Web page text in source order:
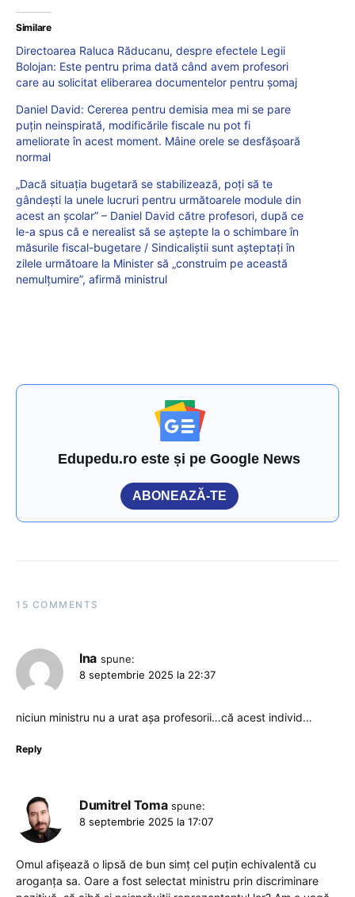
Similare
Directoarea Raluca Răducanu, despre efectele Legii
Bolojan: Este pentru prima dată când avem profesori
care au solicitat eliberarea documentelor pentru şomaj
Daniel David: Cererea pentru demisia mea mi se pare
puțin neinspirată, modificările fiscale nu pot fi
ameliorate în acest moment. Mâine orele se desfășoară
normal
„Dacă situația bugetară se stabilizează, poți să te
gândești la unele lucruri pentru următoarele module din
acest an școlar” – Daniel David către profesori, după ce
le-a spus că e nerealist să se aștepte la o schimbare în
măsurile fiscal-bugetare / Sindicaliștii sunt așteptați în
zilele următoare la Minister să „construim pe această
nemulțumire”, afirmă ministrul
Edupedu.ro este și pe Google News
ABONEAZĂ-TE
15 COMMENTS
Ina spune:
8 septembrie 2025 la 22:37
niciun ministru nu a urat așa profesorii…că acest individ…
Reply
Dumitrel Toma spune:
8 septembrie 2025 la 17:07
Omul afișează o lipsă de bun simț cel puțin echivalentă cu
aroganța sa. Oare a fost selectat ministru prin discriminare